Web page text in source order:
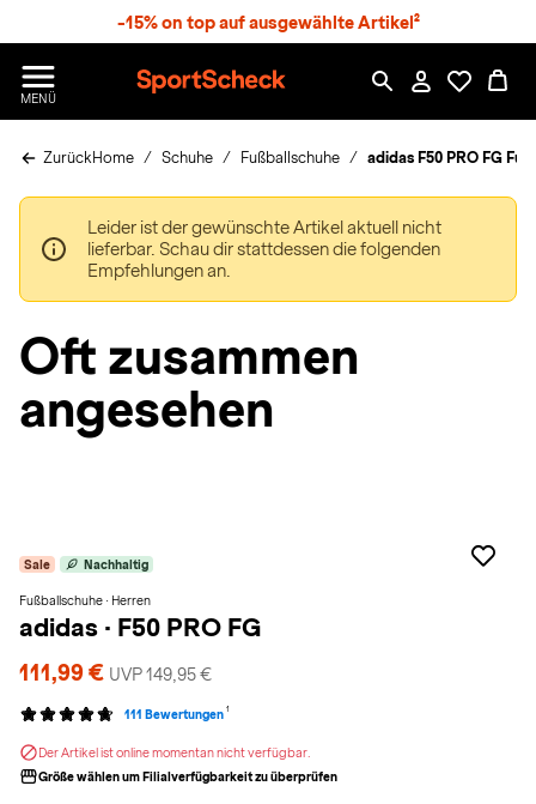
-15% on top auf ausgewählte Artikel²
MENÜ
p
r
c
h
e
ZurückHome Schuhe Fußballschuhe adidas F50 PRO FG
Leider ist der gewünschte Artikel aktuell nicht
lieferbar. Schau dir stattdessen die folgenden
Empfehlungen an.
Oft zusammen
angesehen
Sale Nachhaltig
Fußballschuhe · Herren
adidas · F50 PRO FG
111,99 € UVP 149,95 €
111 Bewertungen 1
Der Artikel ist online momentan nicht verfügbar.
Größe wählen um Filialverfügbarkeit zu überprüfen